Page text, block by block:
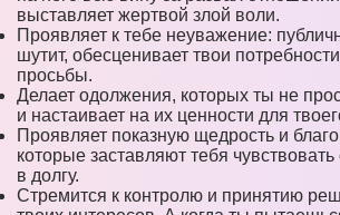
выставляет жертвой злой воли.
Проявляет к тебе неуважение:
шутит, обесценивает твои
просьбы.
Делает одолжения, которых ты не
и настаивает на их ценности для
Проявляет показную щедрость и
которые заставляют тебя чувствовать
в долгу.
Стремится к контролю и принятию